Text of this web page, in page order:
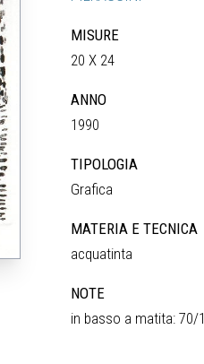
MISURE
20 X 24
ANNO
1990
TIPOLOGIA
Grafica
MATERIA E TECNICA
acquatinta
NOTE
in basso a matita: 70/